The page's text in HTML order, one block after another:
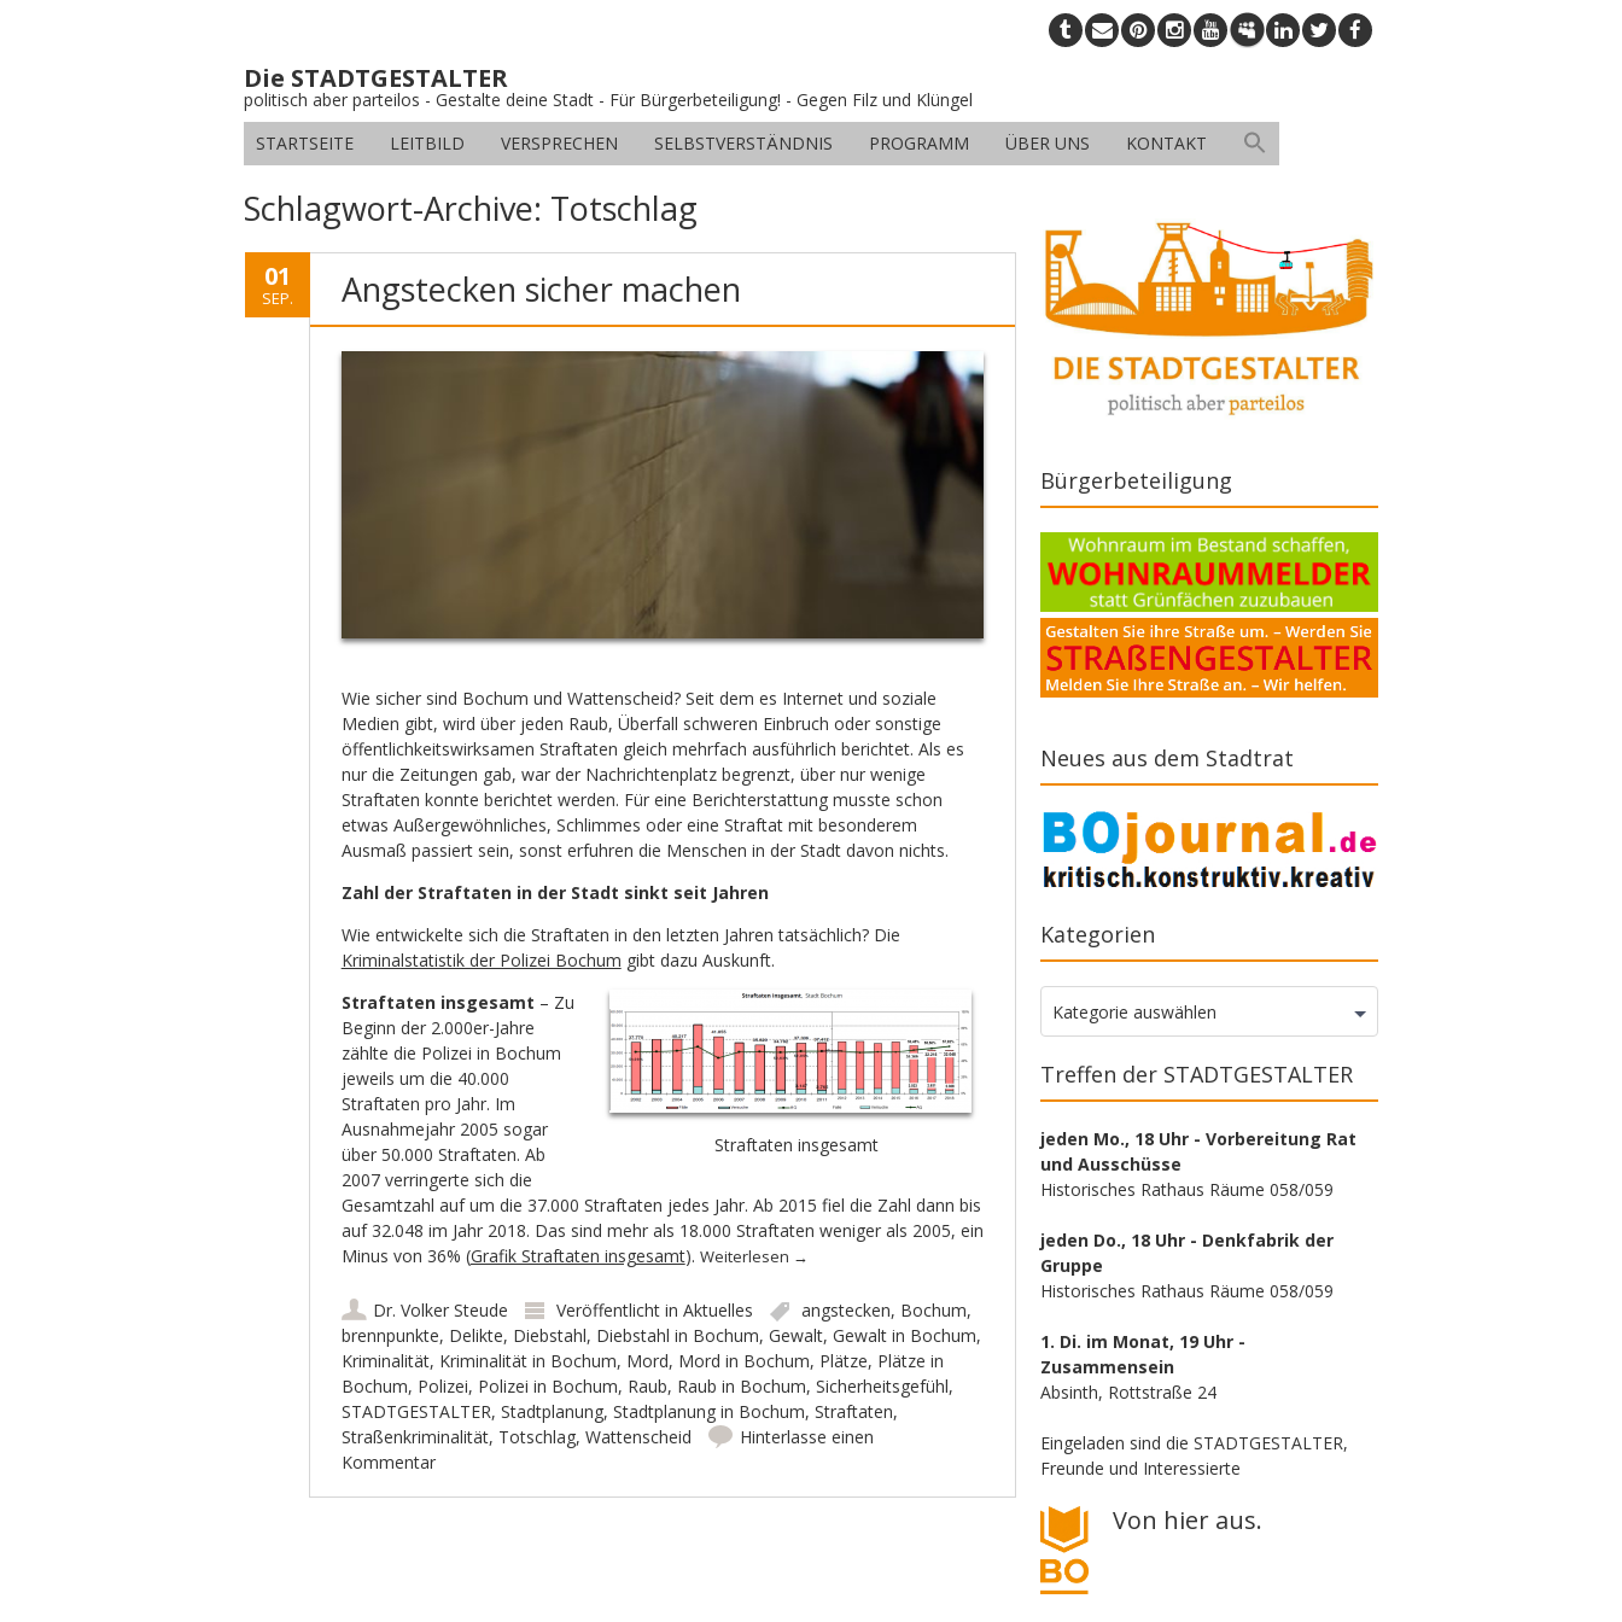
Die STADTGESTALTER
politisch aber parteilos - Gestalte deine Stadt - Für Bürgerbeteiligung! - Gegen Filz und Klüngel
STARTSEITE
LEITBILD VERSPRECHEN SELBSTVERSTÄNDNIS PROGRAMM ÜBER UNS KONTAKT
Schlagwort-Archive: Totschlag
01
SEP. Angstecken sicher machen
Wie sicher sind Bochum und Wattenscheid? Seit dem es Internet und soziale
Medien gibt, wird über jeden Raub, Überfall schweren Einbruch oder sonstige
öffentlichkeitswirksamen Straftaten gleich mehrfach ausführlich berichtet. Als es
nur die Zeitungen gab, war der Nachrichtenplatz begrenzt, über nur wenige
Straftaten konnte berichtet werden. Für eine Berichterstattung musste schon
etwas Außergewöhnliches, Schlimmes oder eine Straftat mit besonderem
Ausmaß passiert sein, sonst erfuhren die Menschen in der Stadt davon nichts.
Zahl der Straftaten in der Stadt sinkt seit Jahren
Wie entwickelte sich die Straftaten in den letzten Jahren tatsächlich? Die
Kriminalstatistik der Polizei Bochum gibt dazu Auskunft.
Straftaten insgesamt
Straftaten insgesamt – Zu
Beginn der 2.000er-Jahre
zählte die Polizei in Bochum
jeweils um die 40.000
Straftaten pro Jahr. Im
Ausnahmejahr 2005 sogar
über 50.000 Straftaten. Ab
2007 verringerte sich die
Gesamtzahl auf um die 37.000 Straftaten jedes Jahr. Ab 2015 fiel die Zahl dann bis
auf 32.048 im Jahr 2018. Das sind mehr als 18.000 Straftaten weniger als 2005, ein
Minus von 36% (Grafik Straftaten insgesamt). Weiterlesen →
Dr. Volker Steude Veröffentlicht in Aktuelles angstecken, Bochum,
brennpunkte, Delikte, Diebstahl, Diebstahl in Bochum, Gewalt, Gewalt in Bochum,
Kriminalität, Kriminalität in Bochum, Mord, Mord in Bochum, Plätze, Plätze in
Bochum, Polizei, Polizei in Bochum, Raub, Raub in Bochum, Sicherheitsgefühl,
STADTGESTALTER, Stadtplanung, Stadtplanung in Bochum, Straftaten,
Straßenkriminalität, Totschlag, Wattenscheid
Hinterlasse einen
Kommentar
Bürgerbeteiligung
Neues aus dem Stadtrat
Kategorien
Kategorien
Kategorie auswählen
Treffen der STADTGESTALTER
jeden Mo., 18 Uhr - Vorbereitung Rat
und Ausschüsse
Historisches Rathaus Räume 058/059
jeden Do., 18 Uhr - Denkfabrik der
Gruppe
Historisches Rathaus Räume 058/059
1. Di. im Monat, 19 Uhr -
Zusammensein
Absinth, Rottstraße 24
Eingeladen sind die STADTGESTALTER,
Freunde und Interessierte
Von hier aus.